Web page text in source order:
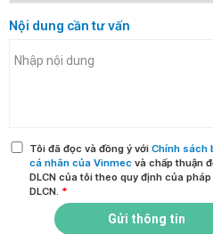
Nội dung cần tư vấn
Tôi đã đọc và đồng ý với Chính sách
cá nhân của Vinmec và chấp thuận
DLCN của tôi theo quy định của
DLCN. *
Gửi thông tin